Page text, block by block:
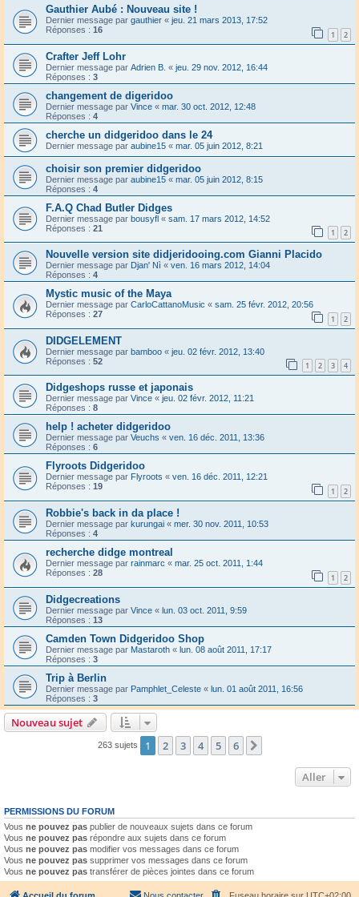
Gauthier Aubé : Nouveau site !
Dernier message par gauthier « jeu. 21 mars 2013, 17:52
Réponses : 16 1 2
Crafter Jeff Lohr
Dernier message par Adrien B. « jeu. 29 nov. 2012, 16:44
Réponses : 3
changement de digeridoo
Dernier message par Vince « mar. 30 oct. 2012, 12:48
Réponses : 4
cherche un didgeridoo dans le 24
Dernier message par aubine15 « mar. 05 juin 2012, 8:21
choisir son premier didgeridoo
Dernier message par aubine15 « mar. 05 juin 2012, 8:15
Réponses : 4
F.A.Q Chad Butler Didges
Dernier message par bousyfl « sam. 17 mars 2012, 14:52
Réponses : 21 1 2
Nouvelle version site didjeridooing.com Gianni Placido
Dernier message par Djan' Nì « ven. 16 mars 2012, 14:04
Réponses : 4
Mystic music of the Maya
Dernier message par CarloCattanoMusic « sam. 25 févr. 2012, 20:56
Réponses : 27 1 2
DIDGELEMENT
Dernier message par bamboo « jeu. 02 févr. 2012, 13:40
Réponses : 52 1 2 3 4
Didgeshops russe et japonais
Dernier message par Vince « jeu. 02 févr. 2012, 11:21
Réponses : 8
help ! acheter didgeridoo
Dernier message par Veuchs « ven. 16 déc. 2011, 13:36
Réponses : 6
Flyroots Didgeridoo
Dernier message par Flyroots « ven. 16 déc. 2011, 12:21
Réponses : 19 1 2
Robbie's back in da place !
Dernier message par kurungai « mer. 30 nov. 2011, 10:53
Réponses : 4
recherche didge montreal
Dernier message par rainmarc « mar. 25 oct. 2011, 1:44
Réponses : 28 1 2
Didgecreations
Dernier message par Vince « lun. 03 oct. 2011, 9:59
Réponses : 13
Camden Town Didgeridoo Shop
Dernier message par Mastaroth « lun. 08 août 2011, 17:17
Réponses : 3
Trip à Berlin
Dernier message par Pamphlet_Celeste « lun. 01 août 2011, 16:56
Réponses : 3
Nouveau sujet
263 sujets 1 2 3 4 5 6
Aller
PERMISSIONS DU FORUM
Vous ne pouvez pas publier de nouveaux sujets dans ce forum
Vous ne pouvez pas répondre aux sujets dans ce forum
Vous ne pouvez pas modifier vos messages dans ce forum
Vous ne pouvez pas supprimer vos messages dans ce forum
Vous ne pouvez pas transférer de pièces jointes dans ce forum